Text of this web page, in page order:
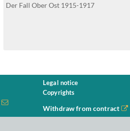
Der Fall Ober Ost 1915-1917
Legal notice
Copyrights
Withdraw from contract